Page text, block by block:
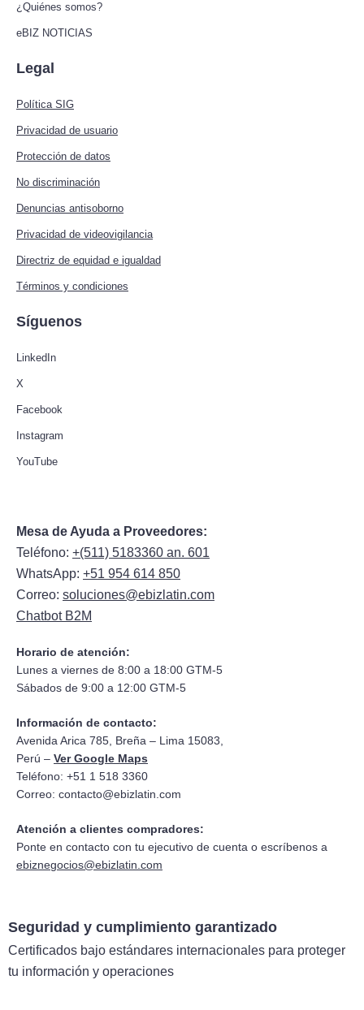
¿Quiénes somos?
eBIZ NOTICIAS
Legal
Política SIG
Privacidad de usuario
Protección de datos
No discriminación
Denuncias antisoborno
Privacidad de videovigilancia
Directriz de equidad e igualdad
Términos y condiciones
Síguenos
LinkedIn
X
Facebook
Instagram
YouTube
Mesa de Ayuda a Proveedores:
Teléfono: +(511) 5183360 an. 601
WhatsApp: +51 954 614 850
Correo: soluciones@ebizlatin.com
Chatbot B2M
Horario de atención:
Lunes a viernes de 8:00 a 18:00 GTM-5
Sábados de 9:00 a 12:00 GTM-5
Información de contacto:
Avenida Arica 785, Breña – Lima 15083,
Perú – Ver Google Maps
Teléfono: +51 1 518 3360
Correo: contacto@ebizlatin.com
Atención a clientes compradores:
Ponte en contacto con tu ejecutivo de cuenta o escríbenos a
ebiznegocios@ebizlatin.com
Seguridad y cumplimiento garantizado
Certificados bajo estándares internacionales para proteger
tu información y operaciones